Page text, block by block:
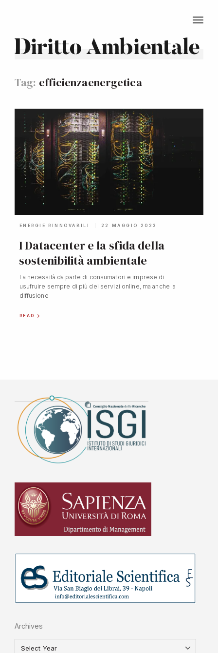
Diritto Ambientale
Tag: efficienzaenergetica
ENERGIE RINNOVABILI 22 MAGGIO 2023
I Datacenter e la sfida della
sostenibilità ambientale
La necessità da parte di consumatori e imprese di
usufruire sempre di più dei servizi online, ma anche la
diffusione
READ
Archives